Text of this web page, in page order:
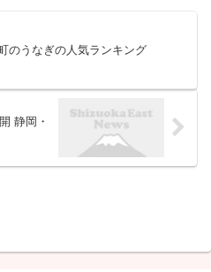
のうなぎの人気ランキング
静岡・